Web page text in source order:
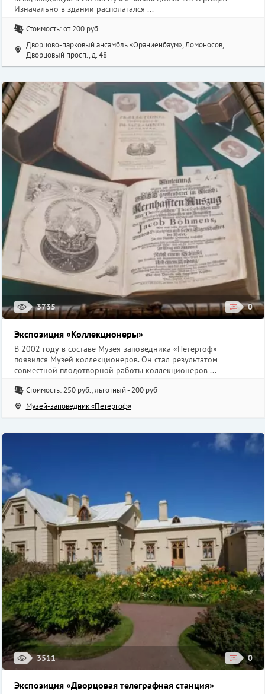
Изначально в здании располагался ...
Стоимость: от 200 руб.
Дворцово-парковый ансамбль «Ораниенбаум», Ломоносов,
Дворцовый просп., д. 48
3735 0
Экспозиция «Коллекционеры»
В 2002 году в составе Музея-заповедника «Петергоф»
появился Музей коллекционеров. Он стал результатом
совместной плодотворной работы коллекционеров ...
Стоимость: 250 руб.; льготный - 200 руб
Музей-заповедник «Петергоф»
3511 0
Экспозиция «Дворцовая телеграфная станция»